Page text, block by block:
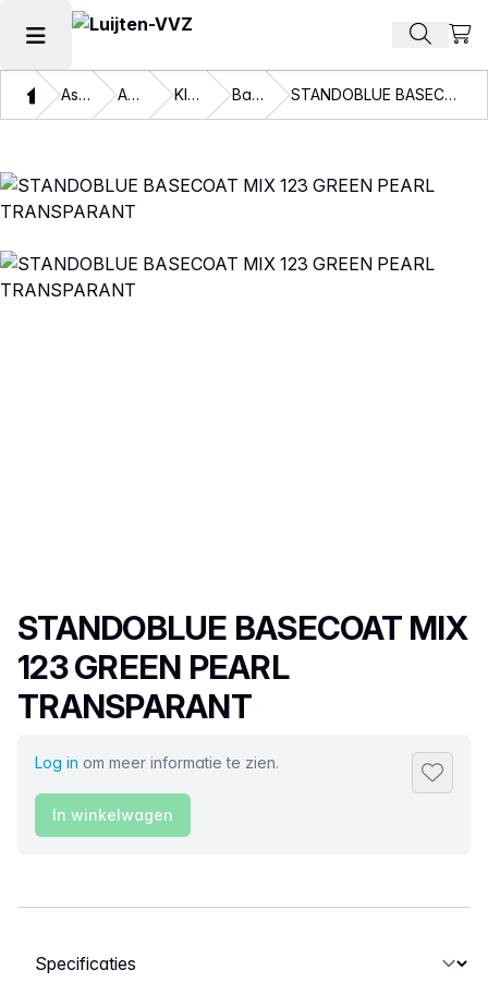
Hoofdmenu openen Zoek
ThuisAssortiment Autolakken Kleurlakken Basislakken STANDOBLUE BASECOAT MIX 123 GREEN PEARL TRANSPARANT
Productnaam
STANDOBLUE BASECOAT MIX
123 GREEN PEARL
TRANSPARANT
Log in om meer informatie te zien.
In winkelwagen
Selecteer een tabblad